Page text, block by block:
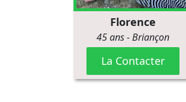
Florence
45 ans-Briançon
La Contacter